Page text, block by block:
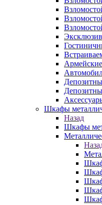
Шкафы
Назад
Шкафы